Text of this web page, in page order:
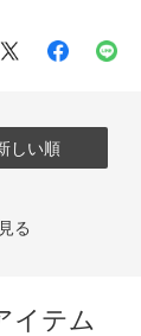
しい順
る
イテム